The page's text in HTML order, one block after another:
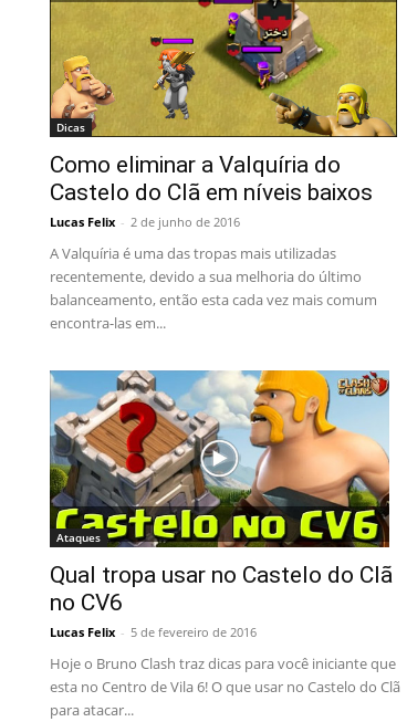
Dicas
Como eliminar a Valquíria do
Castelo do Clã em níveis baixos
Lucas Felix - 2 de junho de 2016
A Valquíria é uma das tropas mais utilizadas
recentemente, devido a sua melhoria do último
balanceamento, então esta cada vez mais comum
encontra-las em...
Ataques
Qual tropa usar no Castelo do Clã
no CV6
Lucas Felix - 5 de fevereiro de 2016
Hoje o Bruno Clash traz dicas para você iniciante que
esta no Centro de Vila 6! O que usar no Castelo do Clã
para atacar...